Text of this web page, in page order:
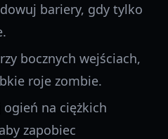
bariery, gdy tylko
bocznych wejściach,
roje zombie.
na ciężkich
zapobiec